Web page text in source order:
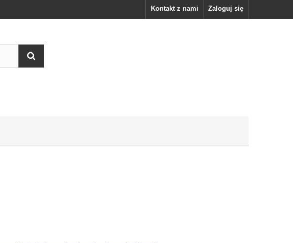
Zaloguj się
Kontakt z nami